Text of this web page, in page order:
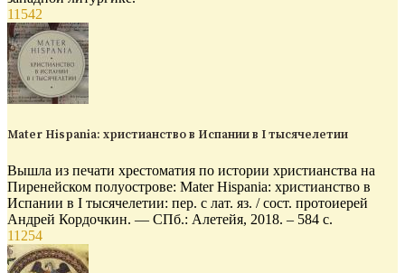
11542
Mater Hispania: христианство в Испании в I тысячелетии
Вышла из печати хрестоматия по истории христианства на
Пиренейском полуострове: Mater Hispania: христианство в
Испании в I тысячелетии: пер. с лат. яз. / сост. протоиерей
Андрей Кордочкин. — СПб.: Алетейя, 2018. – 584 с.
11254